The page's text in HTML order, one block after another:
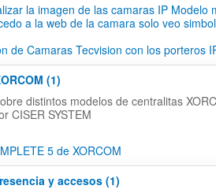
la imagen de las camaras IP Modelo
a la web de la camara solo veo
de Camaras Tecvision con los porteros
(1)
distintos modelos de centralitas
CISER SYSTEM
5 de XORCOM
y accesos (1)